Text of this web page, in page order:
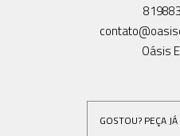
Oásis
GOSTOU? PEÇA